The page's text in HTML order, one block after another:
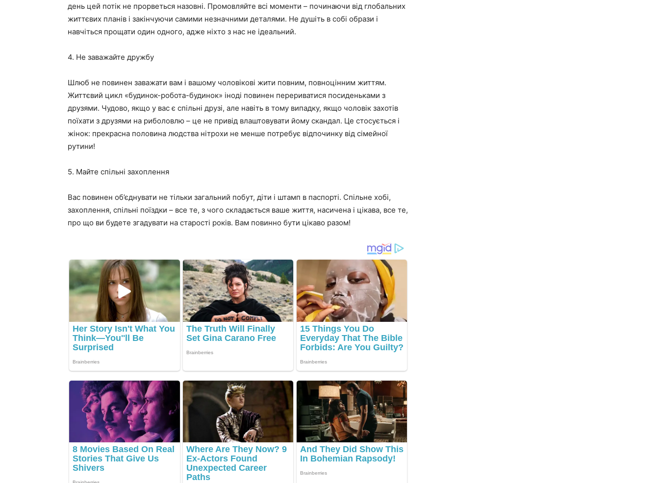
день цей потік не прорветься назовні. Промовляйте всі моменти – починаючи від глобальних
життєвих планів і закінчуючи самими незначними деталями. Не душіть в собі образи і
навчіться прощати один одного, адже ніхто з нас не ідеальний.
4. Не заважайте дружбу
Шлюб не повинен заважати вам і вашому чоловікові жити повним, повноцінним життям.
Життєвий цикл «будинок-робота-будинок» іноді повинен перериватися посиденьками з
друзями. Чудово, якщо у вас є спільні друзі, але навіть в тому випадку, якщо чоловік захотів
поїхати з друзями на риболовлю – це не привід влаштовувати йому скандал. Це стосується і
жінок: прекрасна половина людства нітрохи не менше потребує відпочинку від сімейної
рутини!
5. Майте спільні захоплення
Вас повинен об’єднувати не тільки загальний побут, діти і штамп в паспорті. Спільне хобі,
захоплення, спільні поїздки – все те, з чого складається ваше життя, насичена і цікава, все те,
про що ви будете згадувати на старості років. Вам повинно бути цікаво разом!